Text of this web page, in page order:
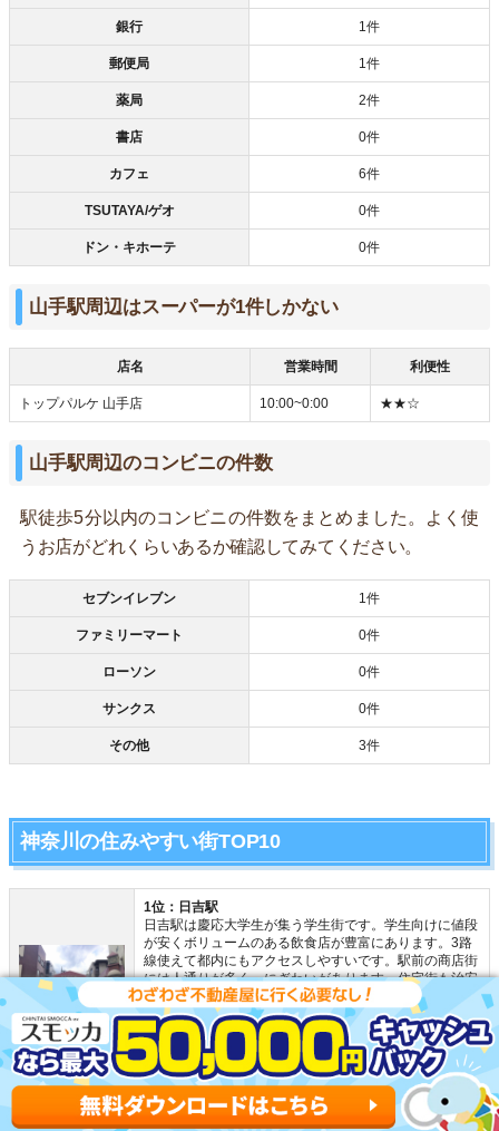
銀行 1件
郵便局 1件
薬局 2件
書店 0件
カフェ 6件
TSUTAYA/ゲオ 0件
ドン・キホーテ 0件
山手駅周辺はスーパーが1件しかない
店名 営業時間 利便性
トップパルケ 山手店 10:00~0:00 ★★☆
山手駅周辺のコンビニの件数
駅徒歩5分以内のコンビニの件数をまとめました。よく使
うお店がどれくらいあるか確認してみてください。
セブンイレブン 1件
ファミリーマート 0件
ローソン 0件
サンクス 0件
その他 3件
神奈川の住みやすい街TOP10
1位：日吉駅
日吉駅は慶応大学生が集う学生街です。学生向けに値段
が安くボリュームのある飲食店が豊富にあります。3路
線使えて都内にもアクセスしやすいです。駅前の商店街
には人通りが多く、にぎわいがあります。住宅街も治安
が良く、住みやすい街です。
日吉駅の物件を探してもらう
2位：藤沢駅
藤沢駅は、江ノ島・少年エリアの中で1番治安の良い街